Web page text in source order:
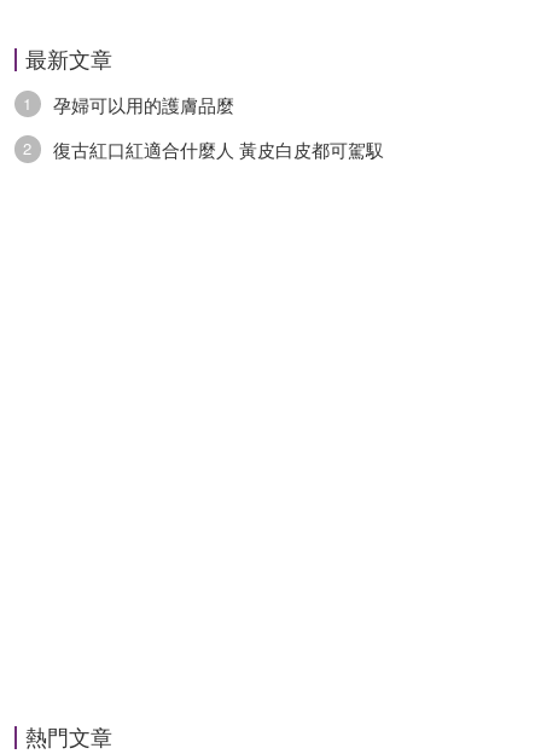
最新文章
1 孕婦可以用的護膚品麼
2 復古紅口紅適合什麼人 黃皮白皮都可駕馭
熱門文章